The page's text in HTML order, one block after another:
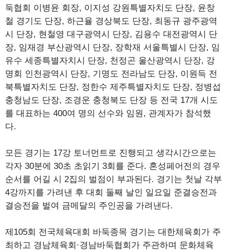
둑협회 이병윤 회장, 이지성 강원특별자치도 단장, 윤창
철 경기도 단장, 하근율 경상북도 단장, 최동규 광주광역
시 단장, 현철영 대구광역시 단장, 김용수 대전광역시 단
장, 임재경 부산광역시 단장, 장학재 서울특별시 단장, 임
유수 세종특별자치시 단장, 천정곤 울산광역시 단장, 강
명회 인천광역시 단장, 기명도 전라남도 단장, 이원득 전
북특별자치도 단장, 정한수 제주특별자치도 단장, 정병섭
충청남도 단장, 조경운 충청북도 단장 등 전국 17개 시도
를 대표하는 400여 명의 선수와 임원, 관계자가 참석했
다.
모든 경기는 17강 토너먼트로 진행되고 생각시간으로는
각자 30분에 30초 초읽기 3회를 준다. 혼성페어전의 경우
순서를 어길 시 2집의 벌점이 부과된다. 경기는 첫날 각부
4강까지를 가려낸 후 대회 둘째 날인 일요일 준결승전과
결승전을 벌여 금메달의 주인공을 가려낸다.
제105회 전국체육대회 바둑종목 경기는 대한체육회가 주
최하고 경남체육회·경남바둑협회가 주관하며 문화체육